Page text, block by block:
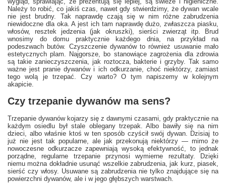
Należy to robić, co jakiś czas, nawet gdy stwierdzimy, że dywan wcale
nie jest brudny. Tak naprawdę czają się w nim różne zabrudzenia
niewidoczne dla oka. A jest ich tam naprawdę dużo, zwłaszcza piasku,
włosów, resztek jedzenia (jak okruszki), sierści zwierząt itp. Brud
wnosimy do domu praktycznie każdego dnia, na przykład na
podeszwach butów. Czyszczenie dywanów to również usuwanie mało
estetycznych plam. Najgorsze, bo stanowiące zagrożenia dla zdrowia
są takie zanieczyszczenia, jak roztocza, bakterie i grzyby. Tak samo
ważne jest pranie dywanów i ich odkurzanie, choć niektórzy, zamiast
tego wolą je trzepać. Czy warto? O tym napiszemy w kolejnym
akapicie.
Czy trzepanie dywanów ma sens?
Trzepanie dywanów kojarzy się z dawnymi czasami, gdy praktycznie na
każdym osiedlu był stale oblegany trzepak. Albo bawiły się na nim
dzieci, albo właśnie ktoś w ten sposób czyścił swój dywan. Dzisiaj to
już nie jest tak popularne, ale jak przekonują niektórzy — mimo że
nowoczesne odkurzacze zapewniają wysoką efektywność, to jednak
porządne, regularne trzepanie przynosi wymierne rezultaty. Dzięki
niemu można dokładnie usunąć wszelkie zabrudzenia, jak kurz, piasek,
sierść czy włosy. Usuwane są zabrudzenia nie tylko znajdujące się na
powierzchni dywanów, ale i w jego głębszych warstwach.